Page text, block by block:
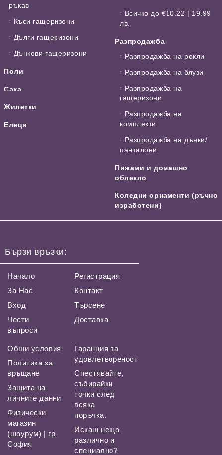
ръкав
Къси гащеризони
Дълги гащеризони
Дънкови гащеризони
Поли
Сака
Жилетки
Елеци
Всичко до €10.22 | 19.99
лв.
Разпродажба
Разпродажба на рокли
Разпродажба на блузи
Разпродажба на
гащеризони
Разпродажба на
комплекти
Разпродажба на дънки/
панталони
Пижами и домашно
облекло
Коледни орнаменти (ръчно
изработени)
Бързи връзки:
Начало
За Нас
Вход
Чести
въпроси
Регистрация
Контакт
Търсене
Доставка
Общи условия
Политика за
връщане
Защита на
личните данни
Физически
магазин
(шоурум) | гр.
София
Гаранция за
удовлетвореност
Спестявайте,
събирайки
точки след
всяка
поръчка.
Искаш нещо
различно и
специално?